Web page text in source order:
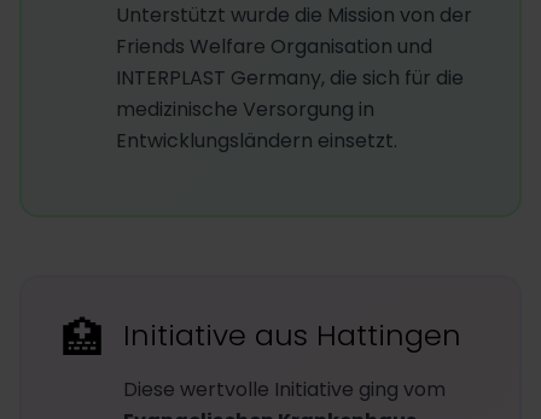
Unterstützt wurde die Mission von der
Friends Welfare Organisation und
INTERPLAST Germany, die sich für die
medizinische Versorgung in
Entwicklungsländern einsetzt.
🏥 Initiative aus Hattingen
Diese wertvolle Initiative ging vom